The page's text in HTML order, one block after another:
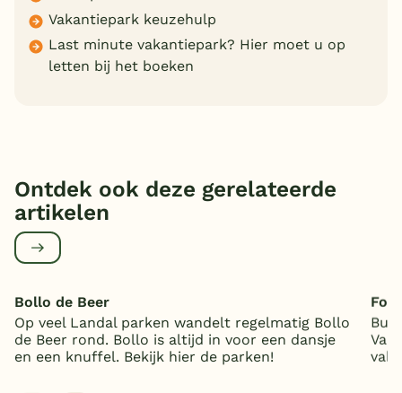
Vakantiepark keuzehulp
Last minute vakantiepark? Hier moet u op
letten bij het boeken
Ontdek ook deze gerelateerde
artikelen
Bollo de Beer
Op veel Landal parken wandelt regelmatig Bollo
de Beer rond. Bollo is altijd in voor een dansje
en een knuffel. Bekijk hier de parken!